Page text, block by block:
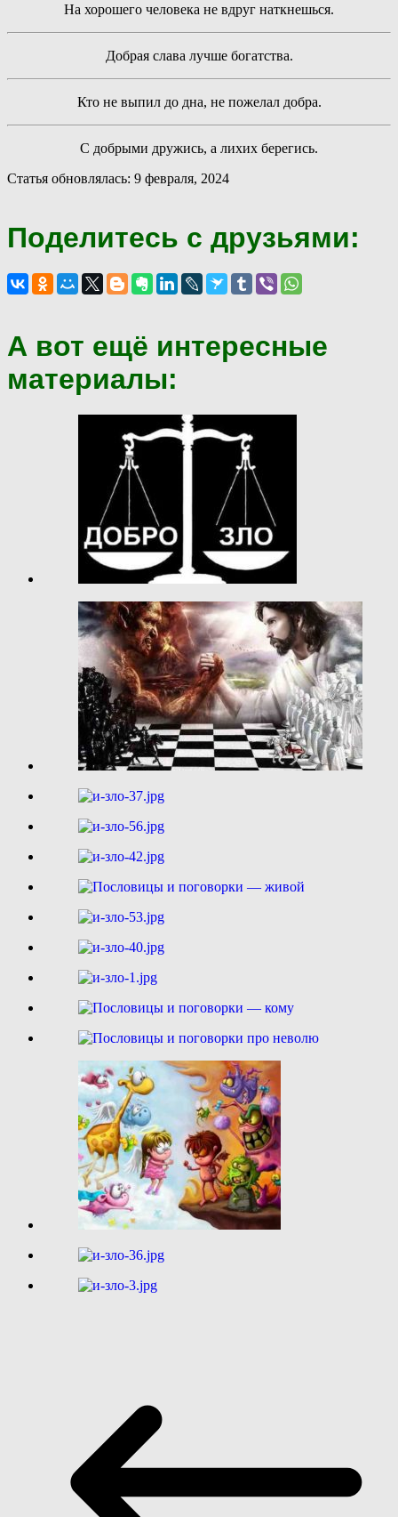
На хорошего человека не вдруг наткнешься.
Добрая слава лучше богатства.
Кто не выпил до дна, не пожелал добра.
С добрыми дружись, а лихих берегись.
Статья обновлялась: 9 февраля, 2024
Поделитесь с друзьями:
А вот ещё интересные
материалы: